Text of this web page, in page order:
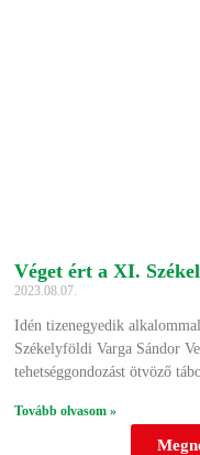
Véget ért a XI.
2023.08.07.
Idén tizenegyedik
Székelyföldi Varga Sándor
tehetséggondozást ötvöző
Tovább olvasom »